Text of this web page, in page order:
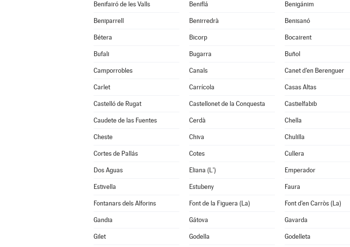
Benifairó de les Valls Beniflá Benigánim
Beniparrell Benirredrà Benisanó
Bétera Bicorp Bocairent
Bufali Bugarra Buñol
Camporrobles Canals Canet d'en Berenguer
Carlet Carrícola Casas Altas
Castelló de Rugat Castellonet de la Conquesta Castielfabib
Caudete de las Fuentes Cerdà Chella
Cheste Chiva Chulilla
Cortes de Pallás Cotes Cullera
Dos Aguas Eliana (L') Emperador
Estivella Estubeny Faura
Fontanars dels Alforins Font de la Figuera (La) Font d'en Carròs (La)
Gandia Gátova Gavarda
Gilet Godella Godelleta